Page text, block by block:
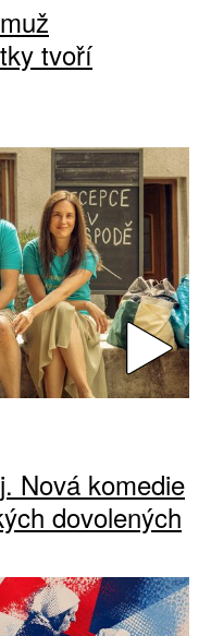
tvoří
Nová komedie
dovolených